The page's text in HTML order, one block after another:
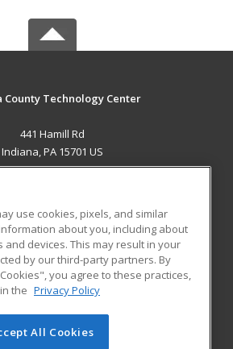
County Technology Center
441 Hamill Rd
Indiana, PA 15701 US
RESOURCES
Student Blog
of Cengage Learning. All rights
use cookies, pixels, and similar
about you, including about
devices. This may result in your
by our third-party partners. By
you agree to these practices,
the Privacy Policy
All Cookies